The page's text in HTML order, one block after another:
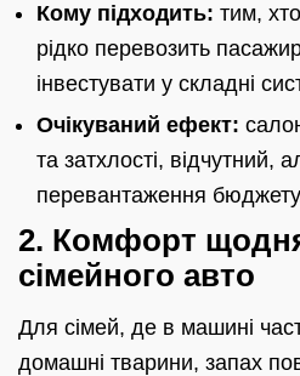
Кому підходить: тим,
рідко перевозить
інвестувати у складні
Очікуваний ефект:
та затхлості, відчутний,
перевантаження
2. Комфорт
сімейного авто
Для сімей, де в машині
домашні тварини, запах